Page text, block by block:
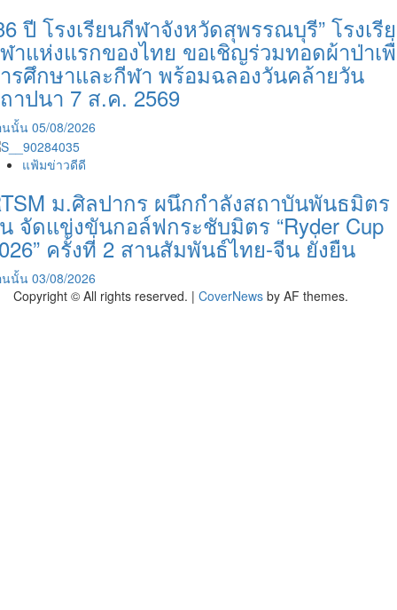
ปี โรงเรียนกีฬาจังหวัดสุพรรณบุรี” โรงเรี
าแห่งแรกของไทย ขอเชิญร่วมทอดผ้าป่าเ
รศึกษาและกีฬา พร้อมฉลองวันคล้ายวัน
าปนา 7 ส.ค. 2569
นนั้น 05/08/2026
แฟ้มข่าวดีดี
ม.ศิลปากร ผนึกกำลังสถาบันพันธมิตร
จัดแข่งขันกอล์ฟกระชับมิตร “Ryder Cup
ครั้งที่ 2 สานสัมพันธ์ไทย-จีน ยั่งยืน
นนั้น 03/08/2026
Copyright © All rights reserved. | CoverNews by AF themes.